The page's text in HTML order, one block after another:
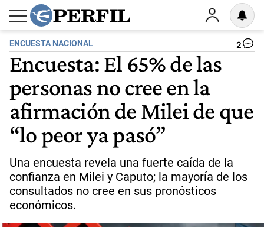
ENCUESTA NACIONAL 2
Encuesta: El 65% de las
personas no cree en la
afirmación de Milei de que
“lo peor ya pasó”
Una encuesta revela una fuerte caída de la
confianza en Milei y Caputo; la mayoría de los
consultados no cree en sus pronósticos
económicos.